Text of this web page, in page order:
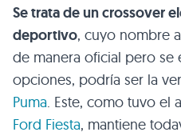
Se trata de un crossover
deportivo, cuyo nombre
de manera oficial pero se
opciones, podría ser la
Puma. Este, como tuvo el
Ford Fiesta, mantiene